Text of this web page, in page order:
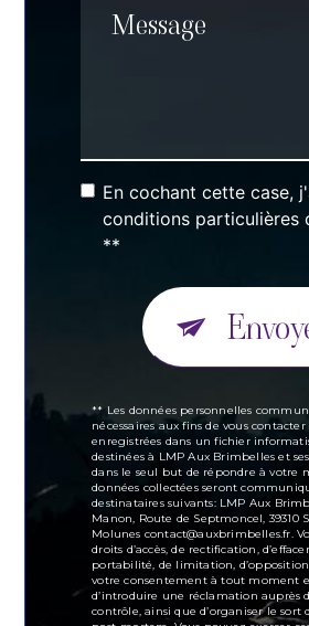
En cochant cette case,
conditions particulières
**
** Les données personnelles
nécessaires aux fins de vous
enregistrées dans un fichier
destinées à LMP Aux Brimbelles et
dans le seul but de répondre à votre
données collectées seront
destinataires suivants: LMP Aux
Manon, Route de Septmoncel, 39310
Molunes contact@auxbrimbelles.fr.
droits d’accès, de rectification,
portabilité, de limitation,
votre consentement à tout moment
d’introduire une réclamation auprès
contrôle, ainsi que d’organiser le sort